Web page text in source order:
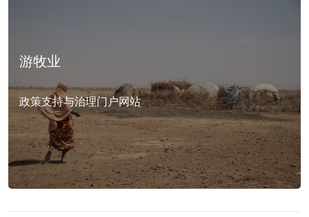
游牧业
政策支持与治理门户网站